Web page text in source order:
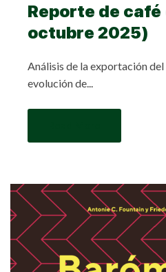
Reporte de café
octubre 2025)
Análisis de la exportación
evolución de...